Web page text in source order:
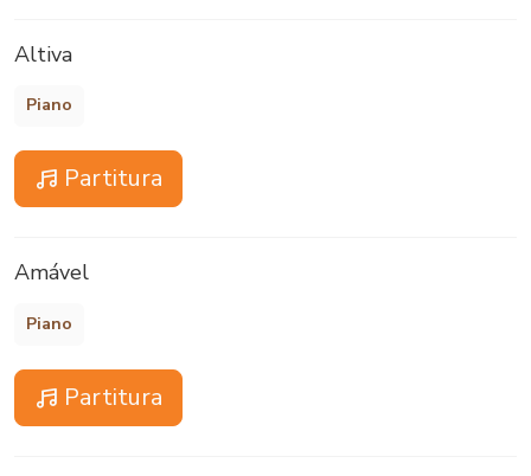
Altiva
Piano
Partitura
Amável
Piano
Partitura